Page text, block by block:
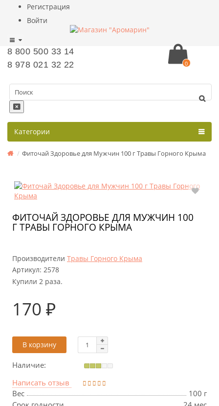
Регистрация
Войти
8 800 500 33 14
8 978 021 32 22
0
Категории
Фиточай Здоровье для Мужчин 100 г Травы Горного Крыма
ФИТОЧАЙ ЗДОРОВЬЕ ДЛЯ МУЖЧИН 100
Г ТРАВЫ ГОРНОГО КРЫМА
Производители Травы Горного Крыма
Артикул: 2578
Купили 2 раза.
170 ₽
В корзину
Наличие:
Написать отзыв
Вес
100 г